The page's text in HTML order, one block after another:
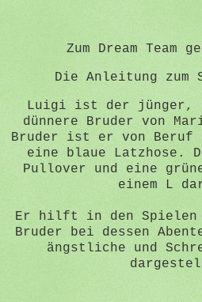
Zum Dream Team
Die Anleitung zum
Luigi ist der jünger,
dünnere Bruder von
Bruder ist er von Beruf
eine blaue Latzhose.
Pullover und eine
einem L
Er hilft in den Spielen
Bruder bei dessen
ängstliche und